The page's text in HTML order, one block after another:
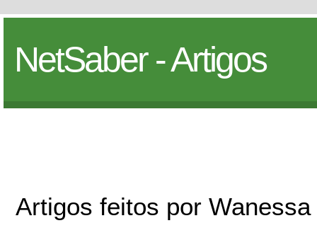
NetSaber - Artigos
Artigos feitos por